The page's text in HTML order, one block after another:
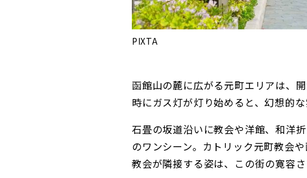
PIXTA
函館山の麓に広がる元町エリアは、
時にガス灯が灯り始めると、幻想的な
石畳の坂道沿いに教会や洋館、和洋
のワンシーン。カトリック元町教会
教会が隣接する姿は、この街の寛容